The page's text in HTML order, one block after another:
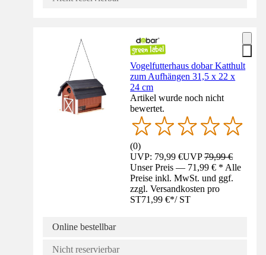
Vogelfutterhaus dobar Katthult
zum Aufhängen 31,5 x 22 x
24 cm
Artikel wurde noch nicht
bewertet.
(0)
UVP: 79,99 €UVP79,99 €
Unser Preis — 71,99 € * Alle
Preise inkl. MwSt. und ggf.
zzgl. Versandkosten pro
ST71,99 €*/ ST
Online bestellbar
Nicht reservierbar